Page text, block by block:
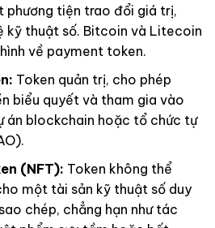
phương tiện trao đổi giá trị,
kỹ thuật số. Bitcoin và Litecoin
về payment token.
Token quản trị, cho phép
biểu quyết và tham gia vào
án blockchain hoặc tổ chức tự
(NFT): Token không thể
một tài sản kỹ thuật số duy
chép, chẳng hạn như tác